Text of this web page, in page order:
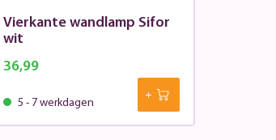
Vierkante wandlamp Sifor
wit
36,99
5 - 7 werkdagen